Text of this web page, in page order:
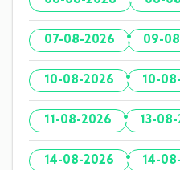
07-08-2026 · 09-
10-08-2026 · 10-
11-08-2026 · 13-
14-08-2026 · 14-